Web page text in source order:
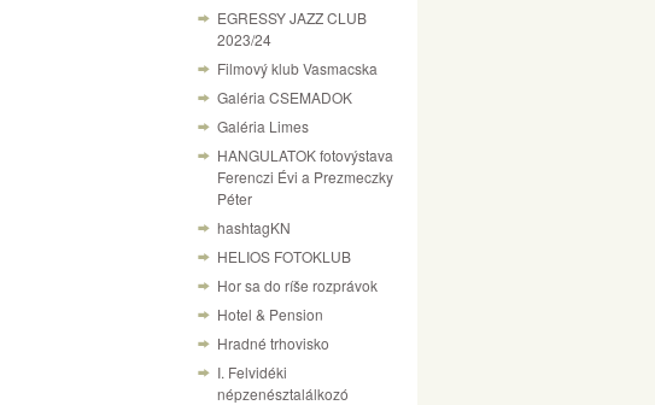
EGRESSY JAZZ CLUB
2023/24
Filmový klub Vasmacska
Galéria CSEMADOK
Galéria Limes
HANGULATOK fotovýstava
Ferenczi Évi a Prezmeczky
Péter
hashtagKN
HELIOS FOTOKLUB
Hor sa do ríše rozprávok
Hotel & Pension
Hradné trhovisko
I. Felvidéki
népzenésztalálkozó